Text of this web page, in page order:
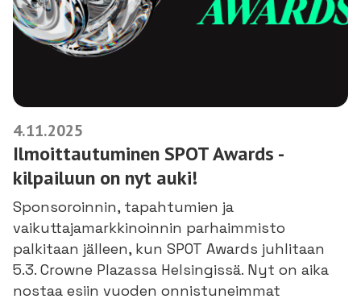
4.11.2025
Ilmoittautuminen SPOT Awards -
kilpailuun on nyt auki!
Sponsoroinnin, tapahtumien ja
vaikuttajamarkkinoinnin parhaimmisto
palkitaan jälleen, kun SPOT Awards juhlitaan
5.3. Crowne Plazassa Helsingissä. Nyt on aika
nostaa esiin vuoden onnistuneimmat